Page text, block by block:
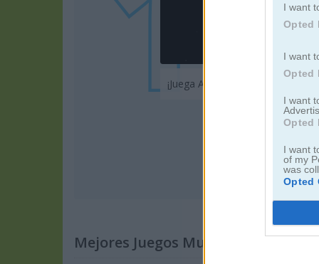
I want
Opted
I want
Opted
I want
Opted
I want
of my
was
Opted
¡Juega Among Us en línea!
Mejores Juegos Multijugador